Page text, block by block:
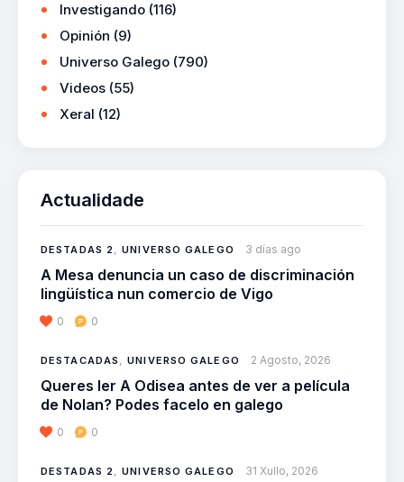
Investigando (116)
Opinión (9)
Universo Galego (790)
Videos (55)
Xeral (12)
Actualidade
DESTADAS 2,UNIVERSO GALEGO 3 días ago
A Mesa denuncia un caso de discriminación
lingüística nun comercio de Vigo
0 0
DESTACADAS ,UNIVERSO GALEGO 2 Agosto, 2026
Queres ler A Odisea antes de ver a película
de Nolan? Podes facelo en galego
0 0
DESTADAS 2,UNIVERSO GALEGO 31 Xullo, 2026